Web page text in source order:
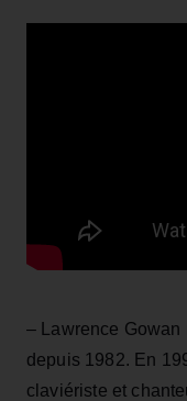
– Lawrence Gowan
depuis 1982. En
claviériste et